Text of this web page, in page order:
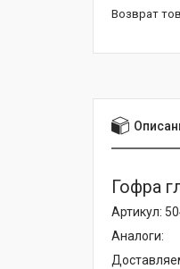
возврат
Гофра
Артикул:
Аналоги: